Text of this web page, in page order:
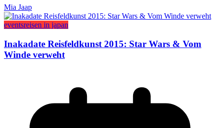
Mia Jaap
eventsreisen in japan
Inakadate Reisfeldkunst 2015: Star Wars & Vom
Winde verweht